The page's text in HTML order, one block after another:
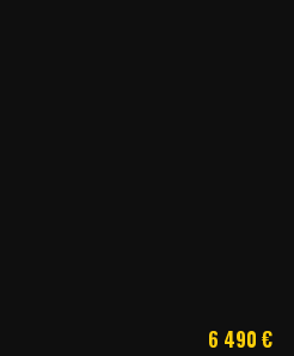
6 490 €